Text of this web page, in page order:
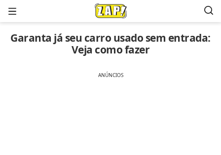
Menu
Garanta já seu carro usado sem entrada:
Veja como fazer
ANÚNCIOS